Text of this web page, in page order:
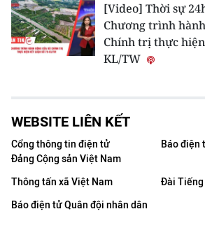
[Video] Thời sự
Chương trình
Chính trị thực
KL/TW
WEBSITE LIÊN KẾT
Cổng thông tin điện tử
Đảng Cộng sản Việt Nam
Báo điện
Thông tấn xã Việt Nam
Đài
Báo điện tử Quân đội nhân dân